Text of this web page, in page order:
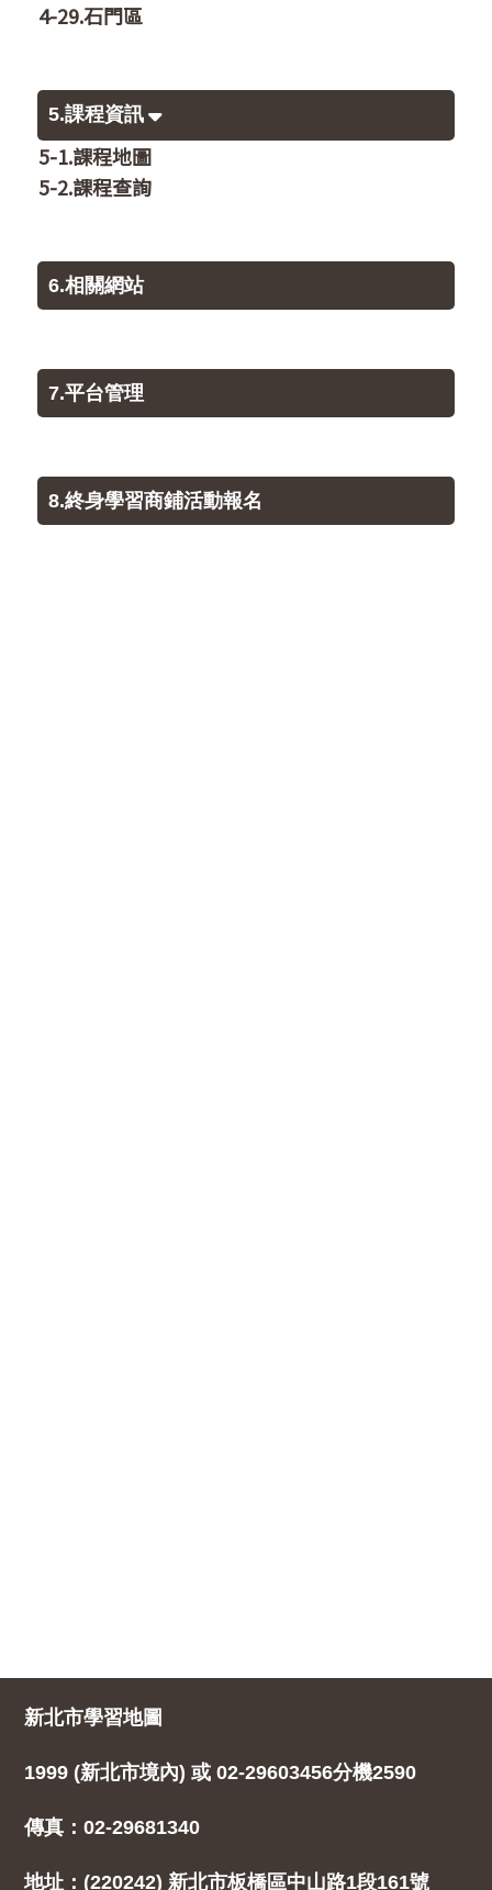
4-29.石門區
5.課程資訊
5-1.課程地圖
5-2.課程查詢
6.相關網站
7.平台管理
8.終身學習商鋪活動報名
新北市學習地圖
1999 (新北市境內) 或 02-29603456分機2590
傳真：02-29681340
地址：(220242) 新北市板橋區中山路1段161號